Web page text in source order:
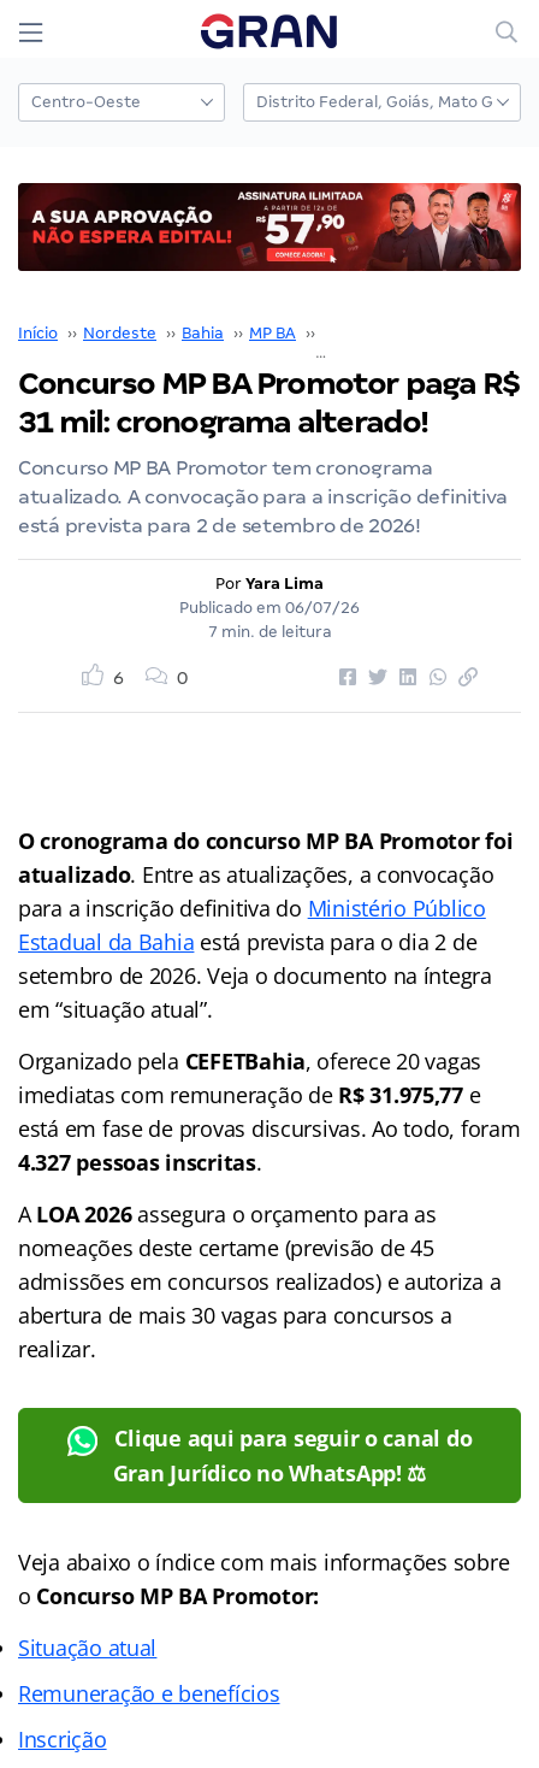
Início ›› Nordeste ›› Bahia ›› MP BA ››
Concurso MP BA Promotor paga R$
31 mil: cronograma alterado!
Concurso MP BA Promotor tem cronograma
atualizado. A convocação para a inscrição definitiva
está prevista para 2 de setembro de 2026!
Por Yara Lima
Publicado em 06/07/26
7 min. de leitura
6 0
O cronograma do concurso MP BA Promotor foi
atualizado. Entre as atualizações, a convocação
para a inscrição definitiva do Ministério Público
Estadual da Bahia está prevista para o dia 2 de
setembro de 2026. Veja o documento na íntegra
em “situação atual”.
Organizado pela CEFETBahia, oferece 20 vagas
imediatas com remuneração de R$ 31.975,77e
está em fase de provas discursivas. Ao todo, foram
4.327 pessoas inscritas.
ALOA 2026assegura o orçamento para as
nomeações deste certame (previsão de 45
admissões em concursos realizados) e autoriza a
abertura de mais 30 vagas para concursos a
realizar.
Clique aqui para seguir o canal do
Gran Jurídico no WhatsApp! ⚖️
Veja abaixo o índicecom mais informações sobre
o Concurso MP BA Promotor:
Situação atual
Remuneração e benefícios
Inscrição